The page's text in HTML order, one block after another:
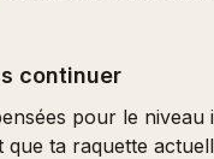
continuer
pour le niveau
ta raquette